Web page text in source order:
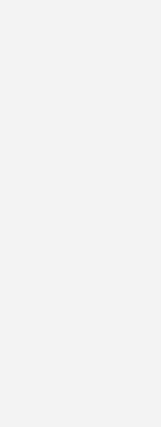
ein
von Engelbert
versehen werden,
Auftritt sorgen.